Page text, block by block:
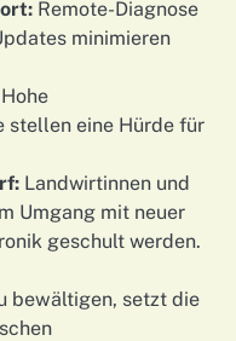
Remote-Diagnose
minimieren
Hohe
stellen eine Hürde für
Landwirtinnen und
Umgang mit neuer
geschult werden.
bewältigen, setzt die